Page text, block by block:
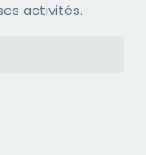
activités.